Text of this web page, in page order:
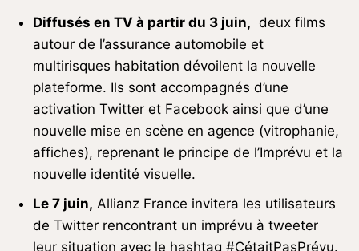
Diffusés en TV à partir du 3 juin, deux films
autour de l’assurance automobile et
multirisques habitation dévoilent la nouvelle
plateforme. Ils sont accompagnés d’une
activation Twitter et Facebook ainsi que d’une
nouvelle mise en scène en agence (vitrophanie,
affiches), reprenant le principe de l’Imprévu et la
nouvelle identité visuelle.
Le 7 juin, Allianz France invitera les utilisateurs
de Twitter rencontrant un imprévu à tweeter
leur situation avec le hashtag #CétaitPasPrévu.